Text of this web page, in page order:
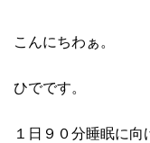
こんにちわぁ。
ひでです。
１日９０分睡眠に向